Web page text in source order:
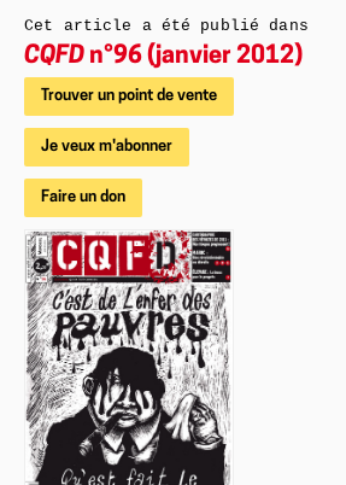
Cet article a été publié dans
CQFD n°96 (janvier 2012)
Trouver un point de vente
Je veux m'abonner
Faire un don